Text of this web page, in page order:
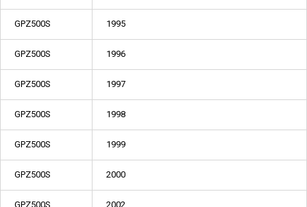
GPZ500S 1995
GPZ500S 1996
GPZ500S 1997
GPZ500S 1998
GPZ500S 1999
GPZ500S 2000
GPZ500S 2002